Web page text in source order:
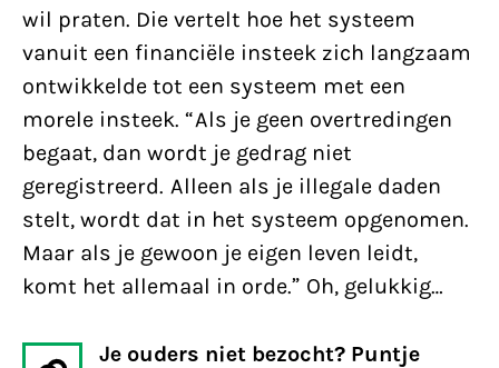
wil praten. Die vertelt hoe het systeem
vanuit een financiële insteek zich langzaam
ontwikkelde tot een systeem met een
morele insteek. “Als je geen overtredingen
begaat, dan wordt je gedrag niet
geregistreerd. Alleen als je illegale daden
stelt, wordt dat in het systeem opgenomen.
Maar als je gewoon je eigen leven leidt,
komt het allemaal in orde.” Oh, gelukkig…
Je ouders niet bezocht? Puntje